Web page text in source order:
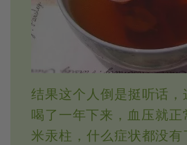
结果这个人倒是挺听话，
喝了一年下来，血压就
米汞柱，什么症状都没